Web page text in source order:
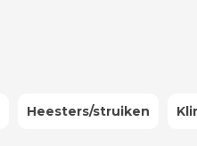
Heesters/struiken